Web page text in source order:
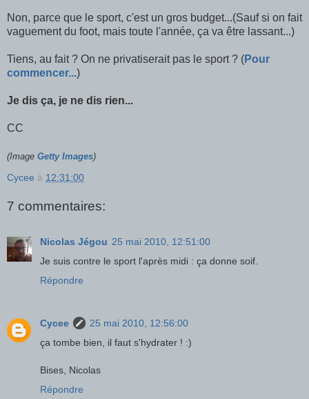
Non, parce que le sport, c'est un gros budget...(Sauf si on fait
vaguement du foot, mais toute l'année, ça va être lassant...)
Tiens, au fait ? On ne privatiserait pas le sport ? (Pour
commencer...)
Je dis ça, je ne dis rien...
CC
(Image Getty Images)
Cycee à 12:31:00
7 commentaires:
Nicolas Jégou 25 mai 2010, 12:51:00
Je suis contre le sport l'après midi : ça donne soif.
Répondre
Cycee
25 mai 2010, 12:56:00
ça tombe bien, il faut s'hydrater ! :)
Bises, Nicolas
Répondre